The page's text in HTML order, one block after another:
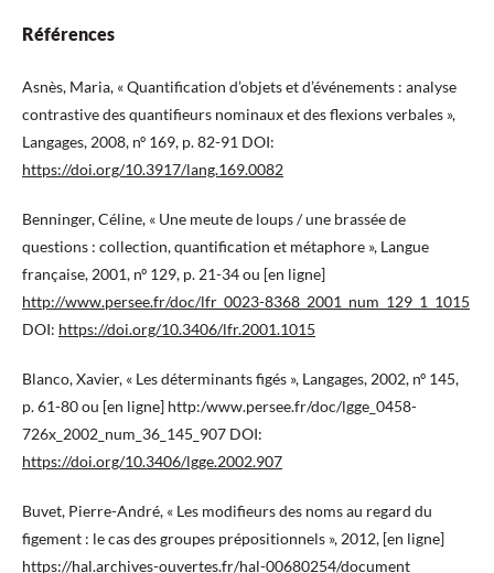
Références
Asnès, Maria, « Quantification d’objets et d’événements : analyse
contrastive des quantifieurs nominaux et des flexions verbales »,
Langages, 2008, nº 169, p. 82-91 DOI:
https://doi.org/10.3917/lang.169.0082
Benninger, Céline, « Une meute de loups / une brassée de
questions : collection, quantification et métaphore », Langue
française, 2001, nº 129, p. 21-34 ou [en ligne]
http://www.persee.fr/doc/lfr_0023-8368_2001_num_129_1_1015
DOI: https://doi.org/10.3406/lfr.2001.1015
Blanco, Xavier, « Les déterminants figés », Langages, 2002, nº 145,
p. 61-80 ou [en ligne] http:/www.persee.fr/doc/lgge_0458-
726x_2002_num_36_145_907 DOI:
https://doi.org/10.3406/lgge.2002.907
Buvet, Pierre-André, « Les modifieurs des noms au regard du
figement : le cas des groupes prépositionnels », 2012, [en ligne]
https://hal.archives-ouvertes.fr/hal-00680254/document